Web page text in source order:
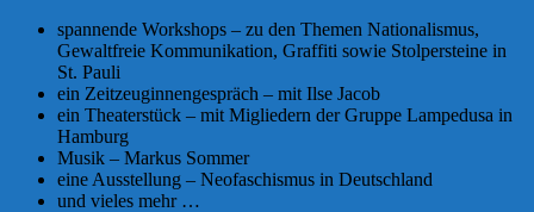
spannende Workshops – zu den Themen Nationalismus,
Gewaltfreie Kommunikation, Graffiti sowie Stolpersteine in
St. Pauli
ein Zeitzeuginnengespräch – mit Ilse Jacob
ein Theaterstück – mit Migliedern der Gruppe Lampedusa in
Hamburg
Musik – Markus Sommer
eine Ausstellung – Neofaschismus in Deutschland
und vieles mehr …